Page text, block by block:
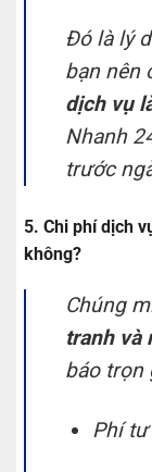
Đó là lý
bạn nên
dịch vụ
Nhanh
trước
5. Chi phí dịch
không?
Chúng
tranh và
báo trọn
Phí